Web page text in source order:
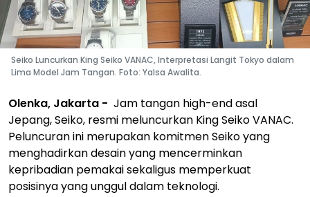
Seiko Luncurkan King Seiko VANAC, Interpretasi Langit Tokyo dalam
Lima Model Jam Tangan. Foto: Yalsa Awalita.
Olenka, Jakarta - Jam tangan high-end asal
Jepang, Seiko, resmi meluncurkan King Seiko VANAC.
Peluncuran ini merupakan komitmen Seiko yang
menghadirkan desain yang mencerminkan
kepribadian pemakai sekaligus memperkuat
posisinya yang unggul dalam teknologi.